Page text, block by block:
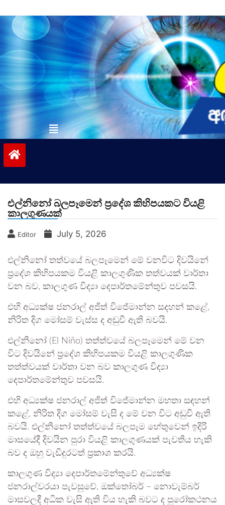
to
contentvinivida.lk
එල්නිනෝ බලපෑමෙන් ප්‍රදේශ කිහිපයකට වියළි
කාලගුණයක්
Editor July 5, 2026
එල්නිනෝ තත්වයේ බලපෑමෙන් මේ වනවිට දිවයිනේ
ප්‍රදේශ කිහිපයකම වියළි කාලගුණික තත්වයක් වාර්තා
වන බව, කාලගුණ විද්‍යා දෙපාර්තමේන්තුව පවසයි.
එහි අධ්‍යක්ෂ ජනරාල් අජිත් විජේමාන්න සදහන් කළේ,
නිරිත දිග මෝසම් වැස්ස ද අඩුවී ඇති බවයි.
එල්නිනෝ (El Niño) තත්ත්වයේ බලපෑමෙන් මේ වන
විට දිවයිනේ ප්‍රදේශ කිහිපයකම වියළි කාලගුණික
තත්ත්වයක් වාර්තා වන බව කාලගුණ විද්‍යා
දෙපාර්තමේන්තුව පවසයි.
එහි අධ්‍යක්ෂ ජනරාල් අජිත් විජේමාන්න මහතා සඳහන්
කළේ, නිරිත දිග මෝසම් වැසි ද මේ වන විට අඩුවී ඇති
බවයි. එල්නිනෝ තත්ත්වයේ බලපෑම හේතුවෙන් ඉදිරි
මාසයේදී දිවයින පුරා වියළි කාලගුණයක් පැවතිය හැකි
බව ද ඔහු වැඩිදුරටත් ප්‍රකාශ කරයි.
කාලගුණ විද්‍යා දෙපාර්තමේන්තුවේ අධ්‍යක්ෂ
ජනරාල්වරයා පැවසුවේ, ඔක්තෝබර් – නොවැම්බර්
මාසවලදී අධික වැසි ඇති විය හැකි බවට ද පුරෝකථනය